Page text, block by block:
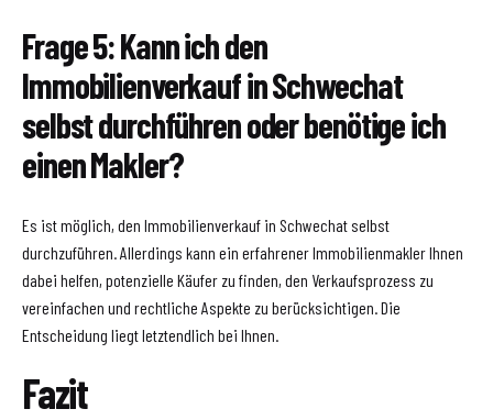
Frage 5: Kann ich den
Immobilienverkauf in Schwechat
selbst durchführen oder benötige ich
einen Makler?
Es ist möglich, den Immobilienverkauf in Schwechat selbst
durchzuführen. Allerdings kann ein erfahrener Immobilienmakler Ihnen
dabei helfen, potenzielle Käufer zu finden, den Verkaufsprozess zu
vereinfachen und rechtliche Aspekte zu berücksichtigen. Die
Entscheidung liegt letztendlich bei Ihnen.
Fazit